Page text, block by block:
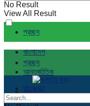
No Result
View All Result
প্রচ্ছদ
বাংলাদেশ
আন্তর্জাতিক
রাজনীতি
প্রচ্ছদ
বাংলাদেশ